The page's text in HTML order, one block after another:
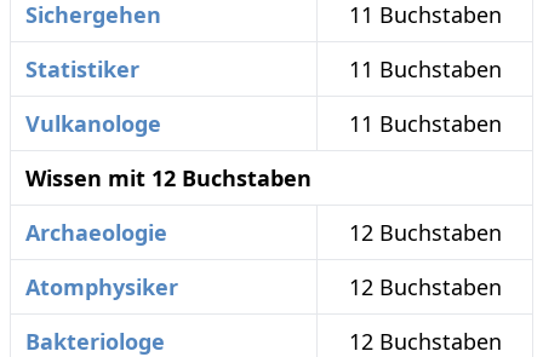
Sichergehen
11 Buchstaben
Statistiker
11 Buchstaben
Vulkanologe
11 Buchstaben
Wissen mit 12 Buchstaben
Archaeologie
12 Buchstaben
Atomphysiker
12 Buchstaben
Bakteriologe
12 Buchstaben